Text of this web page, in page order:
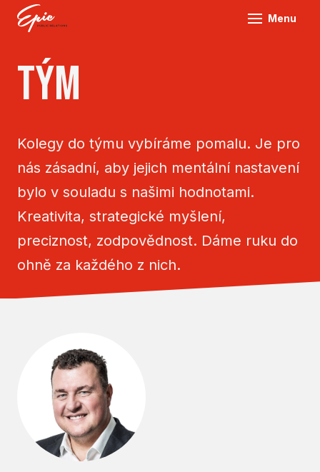
Menu
tým
Kolegy do týmu vybíráme pomalu. Je pro
nás zásadní, aby jejich mentální nastavení
bylo v souladu s našimi hodnotami.
Kreativita, strategické myšlení,
preciznost, zodpovědnost. Dáme ruku do
ohně za každého z nich.